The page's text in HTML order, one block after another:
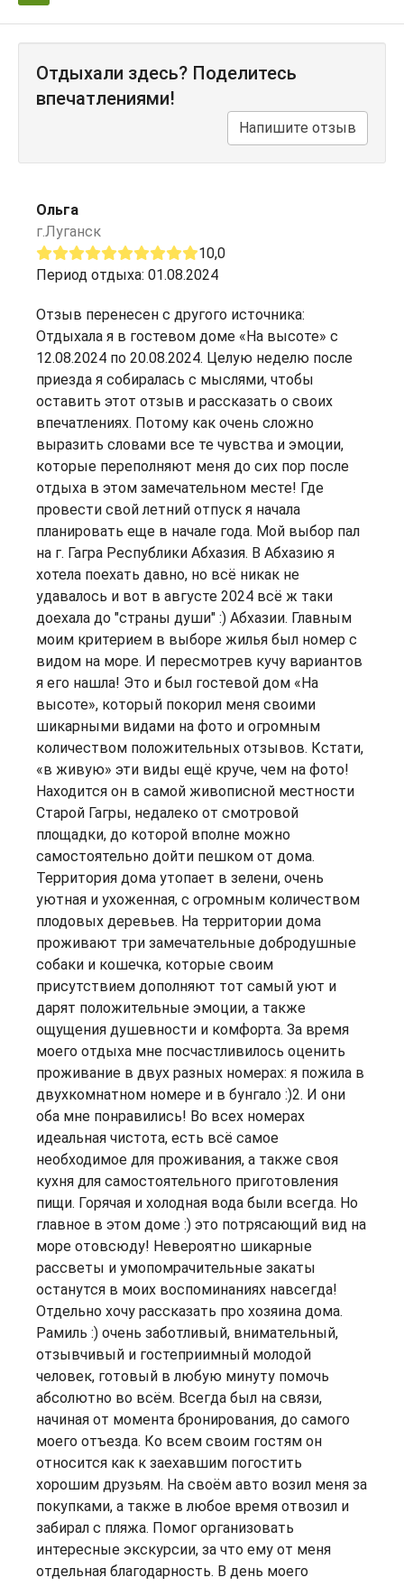
Отдыхали здесь? Поделитесь
впечатлениями!
Напишите отзыв
Ольга
г.Луганск
10,0
Период отдыха: 01.08.2024
Отзыв перенесен с другого источника:
Отдыхала я в гостевом доме «На высоте» с
12.08.2024 по 20.08.2024. Целую неделю после
приезда я собиралась с мыслями, чтобы
оставить этот отзыв и рассказать о своих
впечатлениях. Потому как очень сложно
выразить словами все те чувства и эмоции,
которые переполняют меня до сих пор после
отдыха в этом замечательном месте! Где
провести свой летний отпуск я начала
планировать еще в начале года. Мой выбор пал
на г. Гагра Республики Абхазия. В Абхазию я
хотела поехать давно, но всё никак не
удавалось и вот в августе 2024 всё ж таки
доехала до "страны души" :) Абхазии. Главным
моим критерием в выборе жилья был номер с
видом на море. И пересмотрев кучу вариантов
я его нашла! Это и был гостевой дом «На
высоте», который покорил меня своими
шикарными видами на фото и огромным
количеством положительных отзывов. Кстати,
«в живую» эти виды ещё круче, чем на фото!
Находится он в самой живописной местности
Старой Гагры, недалеко от смотровой
площадки, до которой вполне можно
самостоятельно дойти пешком от дома.
Территория дома утопает в зелени, очень
уютная и ухоженная, с огромным количеством
плодовых деревьев. На территории дома
проживают три замечательные добродушные
собаки и кошечка, которые своим
присутствием дополняют тот самый уют и
дарят положительные эмоции, а также
ощущения душевности и комфорта. За время
моего отдыха мне посчастливилось оценить
проживание в двух разных номерах: я пожила в
двухкомнатном номере и в бунгало :)2. И они
оба мне понравились! Во всех номерах
идеальная чистота, есть всё самое
необходимое для проживания, а также своя
кухня для самостоятельного приготовления
пищи. Горячая и холодная вода были всегда. Но
главное в этом доме :) это потрясающий вид на
море отовсюду! Невероятно шикарные
рассветы и умопомрачительные закаты
останутся в моих воспоминаниях навсегда!
Отдельно хочу рассказать про хозяина дома.
Рамиль :) очень заботливый, внимательный,
отзывчивый и гостеприимный молодой
человек, готовый в любую минуту помочь
абсолютно во всём. Всегда был на связи,
начиная от момента бронирования, до самого
моего отъезда. Ко всем своим гостям он
относится как к заехавшим погостить
хорошим друзьям. На своём авто возил меня за
покупками, а также в любое время отвозил и
забирал с пляжа. Помог организовать
интересные экскурсии, за что ему от меня
отдельная благодарность. В день моего